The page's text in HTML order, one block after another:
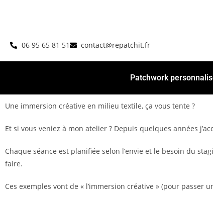
06 95 65 81 51 contact@repatchit.fr
Patchwork
Une immersion créative en milieu textile, ça vous tente ?
Et si vous veniez à mon atelier ? Depuis quelques années
Chaque séance est planifiée selon l’envie et le besoin du
faire.
Ces exemples vont de « l’immersion créative » (pour